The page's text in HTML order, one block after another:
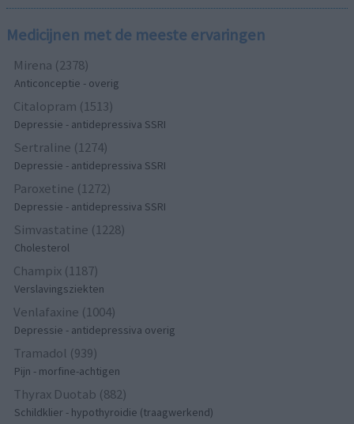
Medicijnen met de meeste ervaringen
Mirena (2378)
Anticonceptie - overig
Citalopram (1513)
Depressie - antidepressiva SSRI
Sertraline (1274)
Depressie - antidepressiva SSRI
Paroxetine (1272)
Depressie - antidepressiva SSRI
Simvastatine (1228)
Cholesterol
Champix (1187)
Verslavingsziekten
Venlafaxine (1004)
Depressie - antidepressiva overig
Tramadol (939)
Pijn - morfine-achtigen
Thyrax Duotab (882)
Schildklier - hypothyroidie (traagwerkend)